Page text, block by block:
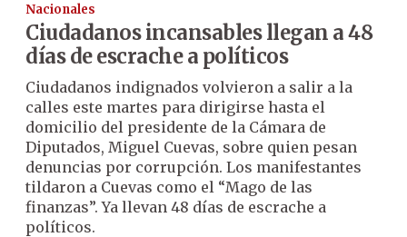
Nacionales
Ciudadanos incansables llegan a 48
días de escrache a políticos
Ciudadanos indignados volvieron a salir a la
calles este martes para dirigirse hasta el
domicilio del presidente de la Cámara de
Diputados, Miguel Cuevas, sobre quien pesan
denuncias por corrupción. Los manifestantes
tildaron a Cuevas como el “Mago de las
finanzas”. Ya llevan 48 días de escrache a
políticos.